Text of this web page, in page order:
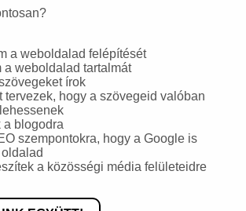
a weboldalad felépítését
a weboldalad tartalmát
írok
tervezek, hogy a szövegeid valóban
a blogodra
szempontokra, hogy a Google is
a közösségi média felületeidre